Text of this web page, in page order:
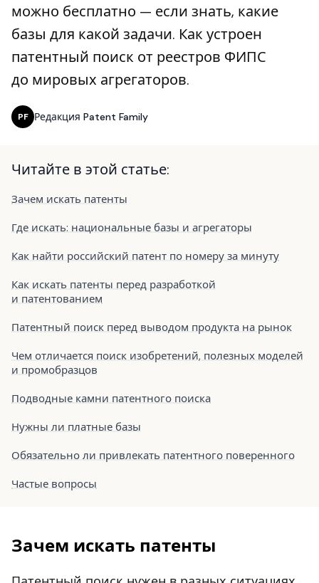
можно бесплатно — если знать, какие
базы для какой задачи. Как устроен
патентный поиск от реестров ФИПС
до мировых агрегаторов.
PF Редакция Patent Family
Читайте в этой статье:
Зачем искать патенты
Где искать: национальные базы и агрегаторы
Как найти российский патент по номеру за минуту
Как искать патенты перед разработкой
и патентованием
Патентный поиск перед выводом продукта на рынок
Чем отличается поиск изобретений, полезных моделей
и промобразцов
Подводные камни патентного поиска
Нужны ли платные базы
Обязательно ли привлекать патентного поверенного
Частые вопросы
Зачем искать патенты